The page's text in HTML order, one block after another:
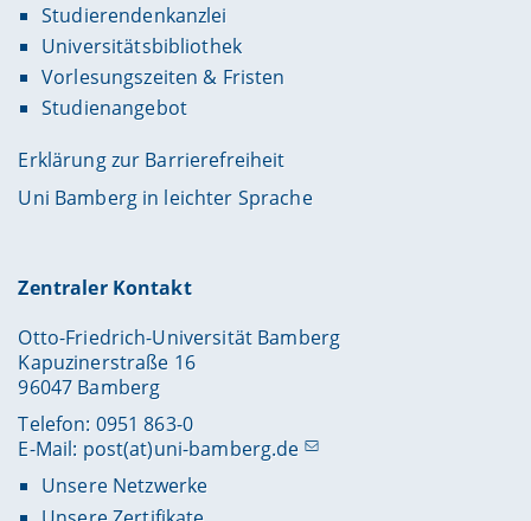
Studierendenkanzlei
Universitätsbibliothek
Vorlesungszeiten & Fristen
Studienangebot
Erklärung zur Barrierefreiheit
Uni Bamberg in leichter Sprache
Zentraler Kontakt
Otto-Friedrich-Universität Bamberg
Kapuzinerstraße 16
96047 Bamberg
Telefon: 0951 863-0
E-Mail: post(at)uni-bamberg.de
Unsere Netzwerke